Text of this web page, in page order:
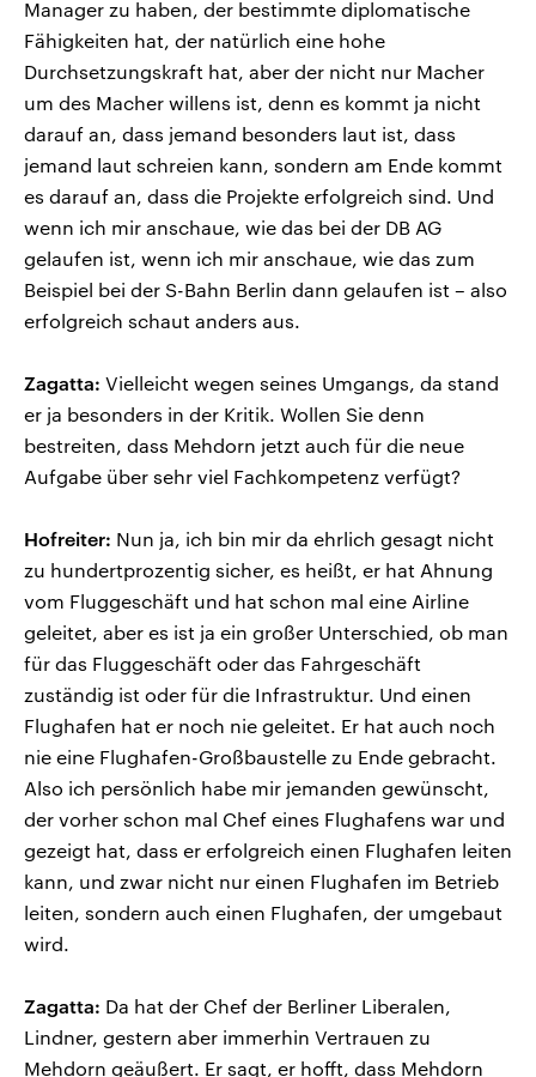
Manager zu haben, der bestimmte diplomatische
Fähigkeiten hat, der natürlich eine hohe
Durchsetzungskraft hat, aber der nicht nur Macher
um des Macher willens ist, denn es kommt ja nicht
darauf an, dass jemand besonders laut ist, dass
jemand laut schreien kann, sondern am Ende kommt
es darauf an, dass die Projekte erfolgreich sind. Und
wenn ich mir anschaue, wie das bei der DB AG
gelaufen ist, wenn ich mir anschaue, wie das zum
Beispiel bei der S-Bahn Berlin dann gelaufen ist – also
erfolgreich schaut anders aus.
Zagatta: Vielleicht wegen seines Umgangs, da stand
er ja besonders in der Kritik. Wollen Sie denn
bestreiten, dass Mehdorn jetzt auch für die neue
Aufgabe über sehr viel Fachkompetenz verfügt?
Hofreiter: Nun ja, ich bin mir da ehrlich gesagt nicht
zu hundertprozentig sicher, es heißt, er hat Ahnung
vom Fluggeschäft und hat schon mal eine Airline
geleitet, aber es ist ja ein großer Unterschied, ob man
für das Fluggeschäft oder das Fahrgeschäft
zuständig ist oder für die Infrastruktur. Und einen
Flughafen hat er noch nie geleitet. Er hat auch noch
nie eine Flughafen-Großbaustelle zu Ende gebracht.
Also ich persönlich habe mir jemanden gewünscht,
der vorher schon mal Chef eines Flughafens war und
gezeigt hat, dass er erfolgreich einen Flughafen leiten
kann, und zwar nicht nur einen Flughafen im Betrieb
leiten, sondern auch einen Flughafen, der umgebaut
wird.
Zagatta: Da hat der Chef der Berliner Liberalen,
Lindner, gestern aber immerhin Vertrauen zu
Mehdorn geäußert. Er sagt, er hofft, dass Mehdorn